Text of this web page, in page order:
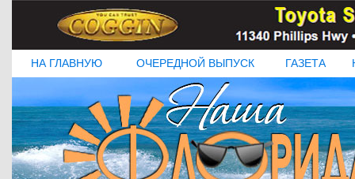
НА ГЛАВНУЮ ОЧЕРЕДНОЙ ВЫПУСК ГАЗЕТА